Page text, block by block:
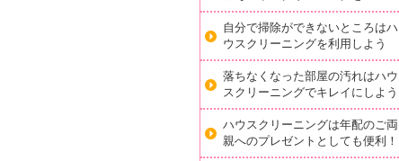
自分で掃除ができないところはハ
ウスクリーニングを利用しよう
落ちなくなった部屋の汚れはハウ
スクリーニングでキレイにしよう
ハウスクリーニングは年配のご両
親へのプレゼントとしても便利！